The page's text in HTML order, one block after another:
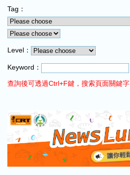
COMING UP :
NEXT PROGRAM :
Tag：
Level：
Keyword：
查詢後可透過Ctrl+F鍵，搜索頁面關鍵字